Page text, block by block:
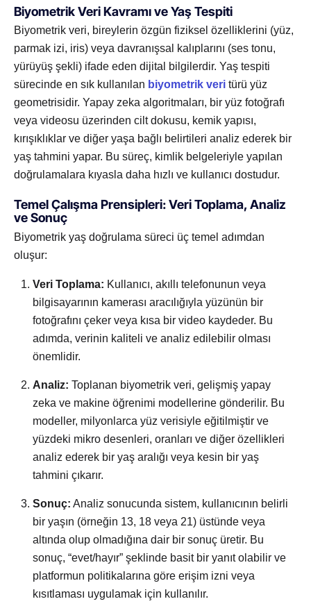
Biyometrik Veri Kavramı ve Yaş Tespiti
Biyometrik veri, bireylerin özgün fiziksel özelliklerini (yüz,
parmak izi, iris) veya davranışsal kalıplarını (ses tonu,
yürüyüş şekli) ifade eden dijital bilgilerdir. Yaş tespiti
sürecinde en sık kullanılan biyometrik veri türü yüz
geometrisidir. Yapay zeka algoritmaları, bir yüz fotoğrafı
veya videosu üzerinden cilt dokusu, kemik yapısı,
kırışıklıklar ve diğer yaşa bağlı belirtileri analiz ederek bir
yaş tahmini yapar. Bu süreç, kimlik belgeleriyle yapılan
doğrulamalara kıyasla daha hızlı ve kullanıcı dostudur.
Temel Çalışma Prensipleri: Veri Toplama, Analiz
ve Sonuç
Biyometrik yaş doğrulama süreci üç temel adımdan
oluşur:
Veri Toplama: Kullanıcı, akıllı telefonunun veya
bilgisayarının kamerası aracılığıyla yüzünün bir
fotoğrafını çeker veya kısa bir video kaydeder. Bu
adımda, verinin kaliteli ve analiz edilebilir olması
önemlidir.
Analiz: Toplanan biyometrik veri, gelişmiş yapay
zeka ve makine öğrenimi modellerine gönderilir. Bu
modeller, milyonlarca yüz verisiyle eğitilmiştir ve
yüzdeki mikro desenleri, oranları ve diğer özellikleri
analiz ederek bir yaş aralığı veya kesin bir yaş
tahmini çıkarır.
Sonuç: Analiz sonucunda sistem, kullanıcının belirli
bir yaşın (örneğin 13, 18 veya 21) üstünde veya
altında olup olmadığına dair bir sonuç üretir. Bu
sonuç, “evet/hayır” şeklinde basit bir yanıt olabilir ve
platformun politikalarına göre erişim izni veya
kısıtlaması uygulamak için kullanılır.